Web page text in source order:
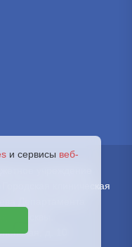
учреждение
клиническая
Москвы.
д. 10
и сервисы веб-